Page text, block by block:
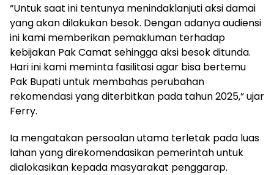
“Untuk saat ini tentunya menindaklanjuti aksi damai
yang akan dilakukan besok. Dengan adanya audiensi
ini kami memberikan pemakluman terhadap
kebijakan Pak Camat sehingga aksi besok ditunda.
Hari ini kami meminta fasilitasi agar bisa bertemu
Pak Bupati untuk membahas perubahan
rekomendasi yang diterbitkan pada tahun 2025,” ujar
Ferry.
Ia mengatakan persoalan utama terletak pada luas
lahan yang direkomendasikan pemerintah untuk
dialokasikan kepada masyarakat penggarap.